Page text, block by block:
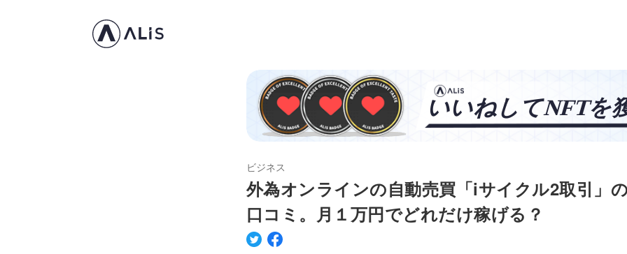
ビジネス
外為オンラインの自動売買「iサイクル2取引」
口コミ。月１万円でどれだけ稼げる？